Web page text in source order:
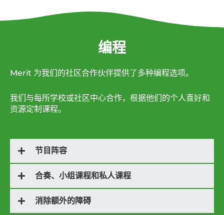
编程
Merit 为我们的社区合作伙伴提供了多种编程选项。
我们与每所学校或社区中心合作，根据他们的个人喜好和
资源定制课程。
节目阵容
合奏、小组课程和私人课程
消除额外的障碍